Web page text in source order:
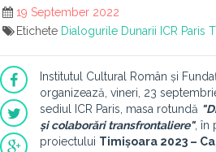
19 September 2022
Etichete Dialogurile Dunarii ICR Paris
Institutul Cultural Român și
organizează, vineri, 23
sediul ICR Paris, masa rotundă
și colaborări transfrontaliere", în
proiectului Timișoara 2023 –